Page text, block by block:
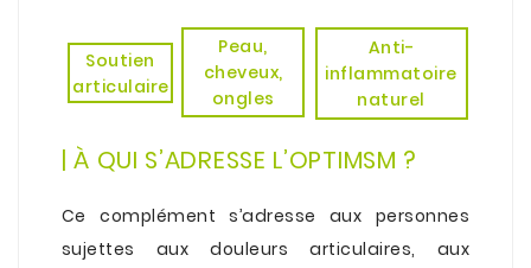
Soutien
articulaire
Peau,
cheveux,
ongles
Anti-
inflammatoire
naturel
| À QUI S’ADRESSE L’OPTIMSM ?
Ce complément s’adresse aux personnes
sujettes aux douleurs articulaires, aux